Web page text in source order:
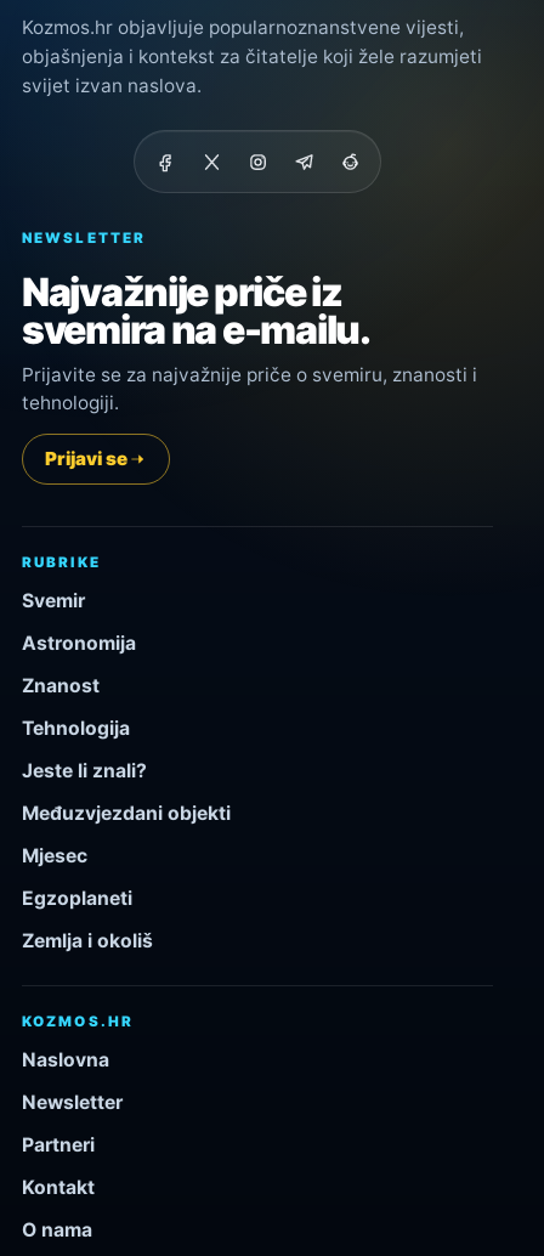
Kozmos.hr objavljuje popularnoznanstvene vijesti,
objašnjenja i kontekst za čitatelje koji žele razumjeti
svijet izvan naslova.
NEWSLETTER
Najvažnije priče iz
svemira na e-mailu.
Prijavite se za najvažnije priče o svemiru, znanosti i
tehnologiji.
Prijavi se
RUBRIKE
Svemir
Astronomija
Znanost
Tehnologija
Jeste li znali?
Međuzvjezdani objekti
Mjesec
Egzoplaneti
Zemlja i okoliš
KOZMOS.HR
Naslovna
Newsletter
Partneri
Kontakt
O nama